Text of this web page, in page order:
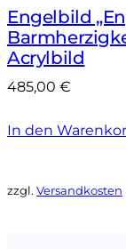
Engelbild
Acrylbild
485,00 €
In den
zzgl. Versandkosten